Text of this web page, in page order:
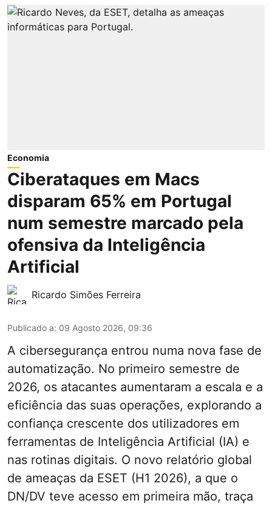
Economia
Ciberataques em Macs
disparam 65% em Portugal
num semestre marcado pela
ofensiva da Inteligência
Artificial
Ricardo Simões Ferreira
Publicado a: 09 Agosto 2026, 09:36
A cibersegurança entrou numa nova fase de
automatização. No primeiro semestre de
2026, os atacantes aumentaram a escala e a
eficiência das suas operações, explorando a
confiança crescente dos utilizadores em
ferramentas de Inteligência Artificial (IA) e
nas rotinas digitais. O novo relatório global
de ameaças da ESET (H1 2026), a que o
DN/DV teve acesso em primeira mão, traça